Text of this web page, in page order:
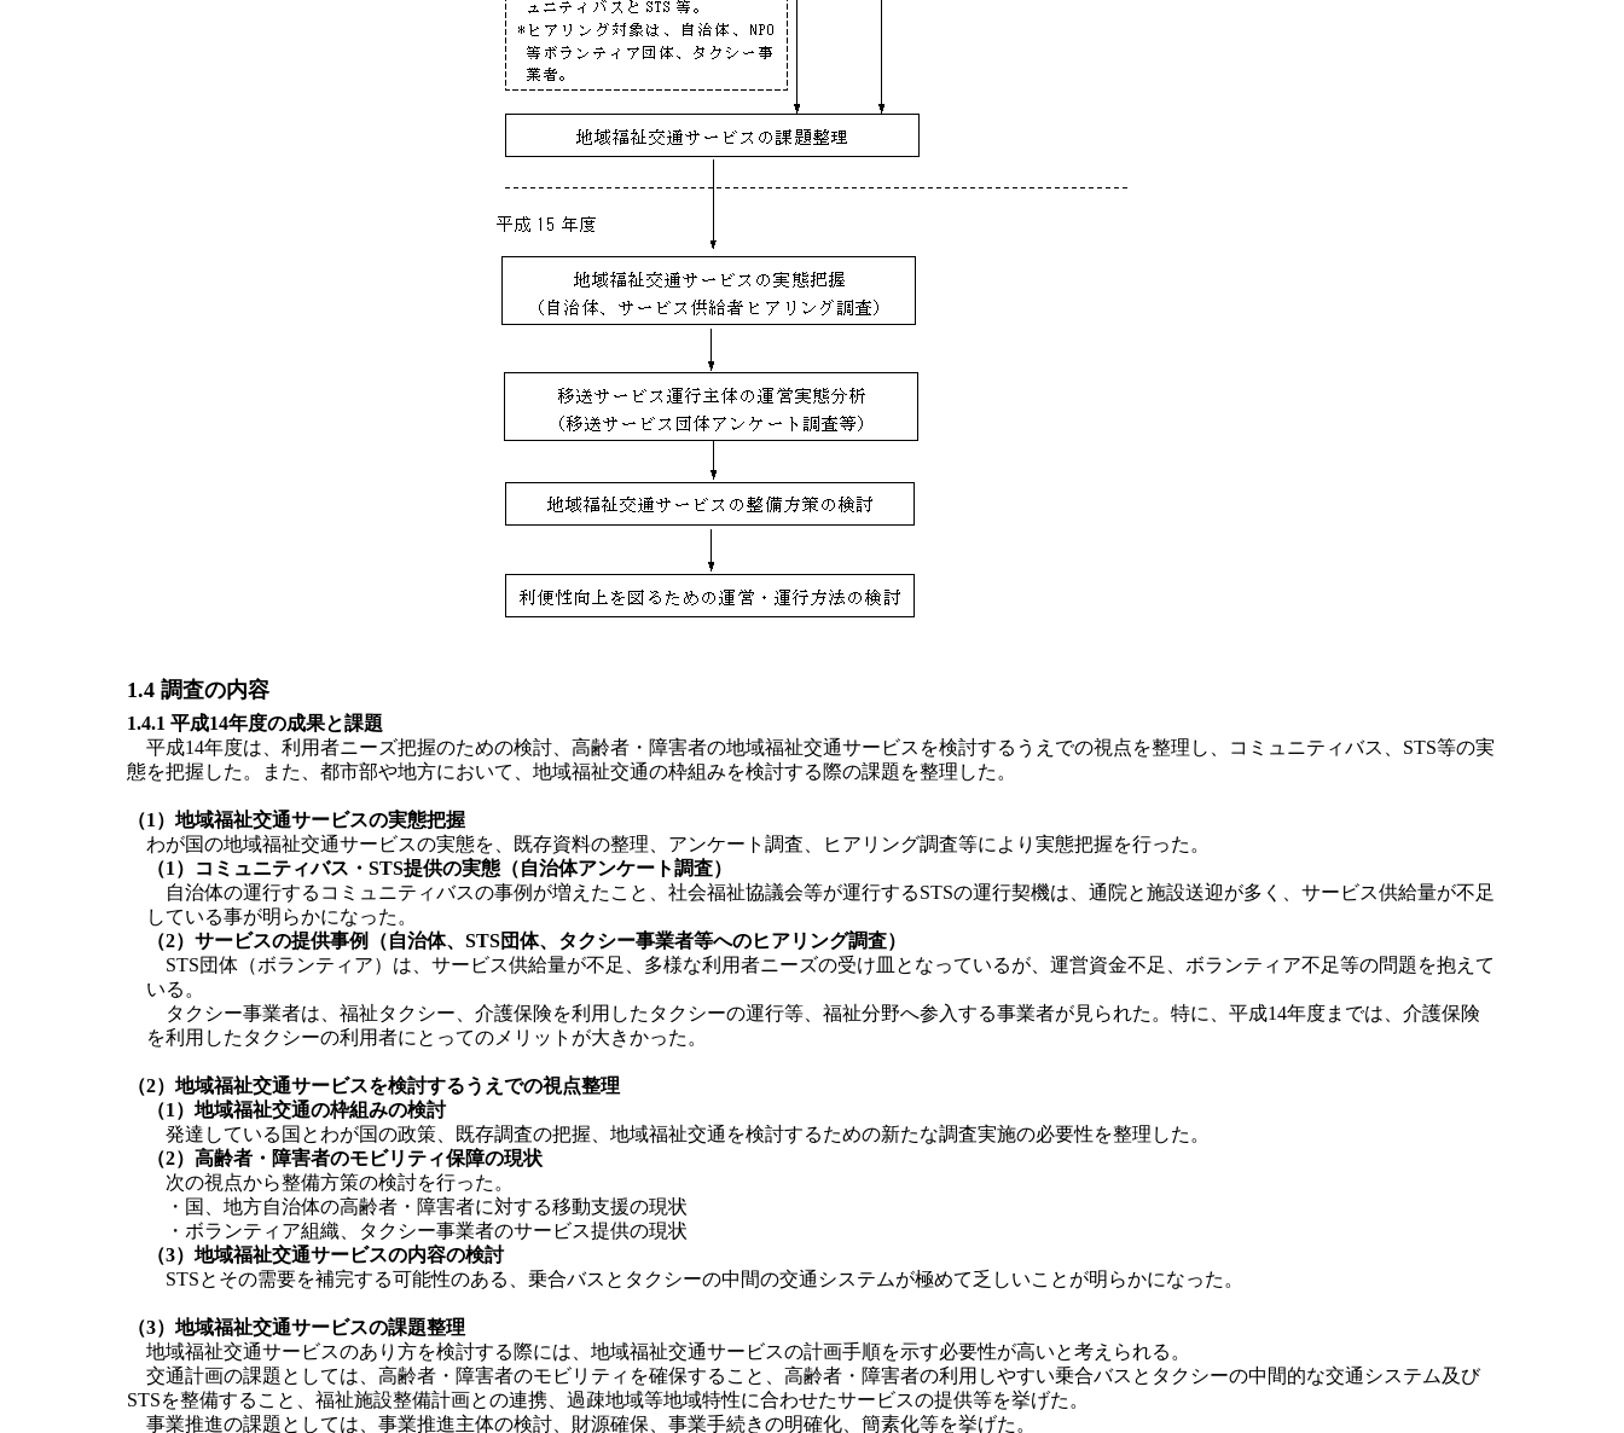
1.4 調査の内容
1.4.1 平成14年度の成果と課題
平成14年度は、利用者ニーズ把握のための検討、高齢者・障害者の地域福祉交通サービスを検討するうえでの視点を整理し、コミュニティバス、STS等の実
態を把握した。また、都市部や地方において、地域福祉交通の枠組みを検討する際の課題を整理した。
（1）地域福祉交通サービスの実態把握
わが国の地域福祉交通サービスの実態を、既存資料の整理、アンケート調査、ヒアリング調査等により実態把握を行った。
（1）コミュニティバス・STS提供の実態（自治体アンケート調査）
自治体の運行するコミュニティバスの事例が増えたこと、社会福祉協議会等が運行するSTSの運行契機は、通院と施設送迎が多く、サービス供給量が不足
している事が明らかになった。
（2）サービスの提供事例（自治体、STS団体、タクシー事業者等へのヒアリング調査）
STS団体（ボランティア）は、サービス供給量が不足、多様な利用者ニーズの受け皿となっているが、運営資金不足、ボランティア不足等の問題を抱えて
いる。
タクシー事業者は、福祉タクシー、介護保険を利用したタクシーの運行等、福祉分野へ参入する事業者が見られた。特に、平成14年度までは、介護保険
を利用したタクシーの利用者にとってのメリットが大きかった。
（2）地域福祉交通サービスを検討するうえでの視点整理
（1）地域福祉交通の枠組みの検討
発達している国とわが国の政策、既存調査の把握、地域福祉交通を検討するための新たな調査実施の必要性を整理した。
（2）高齢者・障害者のモビリティ保障の現状
次の視点から整備方策の検討を行った。
・国、地方自治体の高齢者・障害者に対する移動支援の現状
・ボランティア組織、タクシー事業者のサービス提供の現状
（3）地域福祉交通サービスの内容の検討
STSとその需要を補完する可能性のある、乗合バスとタクシーの中間の交通システムが極めて乏しいことが明らかになった。
（3）地域福祉交通サービスの課題整理
地域福祉交通サービスのあり方を検討する際には、地域福祉交通サービスの計画手順を示す必要性が高いと考えられる。
交通計画の課題としては、高齢者・障害者のモビリティを確保すること、高齢者・障害者の利用しやすい乗合バスとタクシーの中間的な交通システム及び
STSを整備すること、福祉施設整備計画との連携、過疎地域等地域特性に合わせたサービスの提供等を挙げた。
事業推進の課題としては、事業推進主体の検討、財源確保、事業手続きの明確化、簡素化等を挙げた。